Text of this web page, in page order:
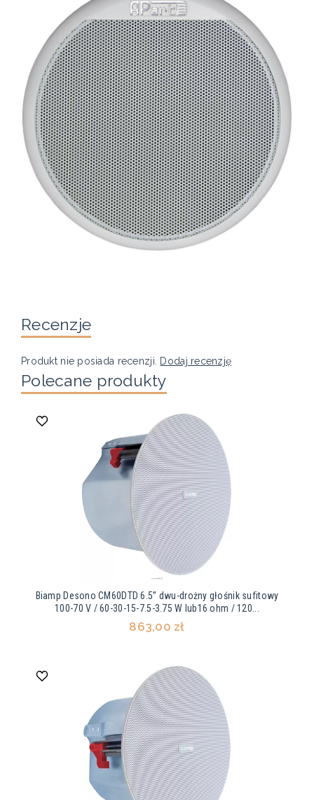
Recenzje
Produkt nie posiada recenzji. Dodaj recenzję
Polecane produkty
Biamp Desono CM60DTD 6.5” dwu-drożny głośnik sufitowy
100-70 V / 60-30-15-7.5-3.75 W lub16 ohm / 120...
863,00 zł